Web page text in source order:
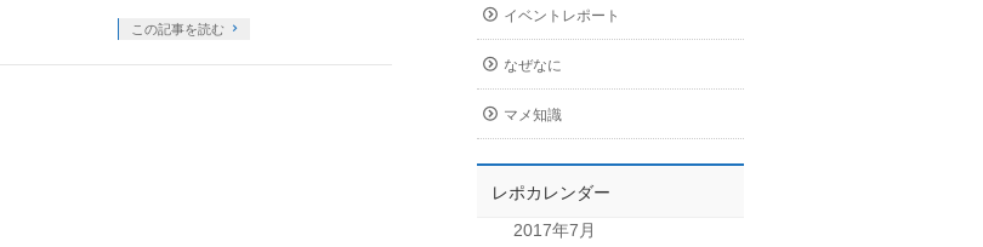
この記事を読む
イベントレポート
なぜなに
マメ知識
レポカレンダー
2017年7月